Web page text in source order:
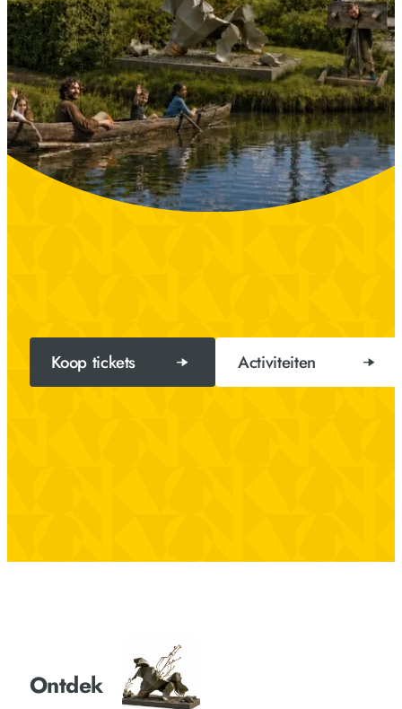
Koop tickets Activiteiten
Ontdek